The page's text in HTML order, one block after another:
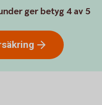
ger betyg 4 av 5